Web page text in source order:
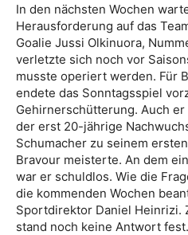
In den nächsten Wochen
Herausforderung auf das
Goalie Jussi Olkinuora,
verletzte sich noch vor
musste operiert werden. Für
endete das Sonntagsspiel
Gehirnerschütterung. Auch
der erst 20-jährige
Schumacher zu seinem
Bravour meisterte. An dem
war er schuldlos. Wie die
die kommenden Wochen
Sportdirektor Daniel Heinrizi.
stand noch keine Antwort fest.